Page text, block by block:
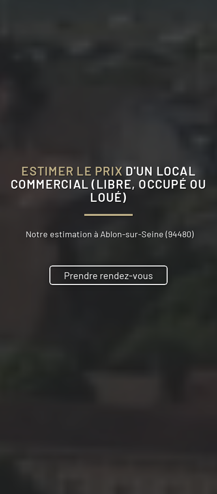
ESTIMER LE PRIX D'UN LOCAL
COMMERCIAL (LIBRE, OCCUPÉ OU
LOUÉ)
Notre estimation à Ablon-sur-Seine (94480)
Prendre rendez-vous